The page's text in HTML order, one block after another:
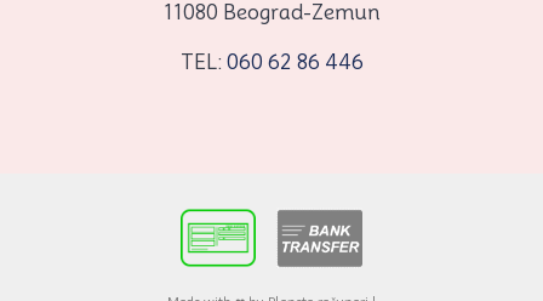
11080 Beograd-Zemun
TEL: 060 62 86 446